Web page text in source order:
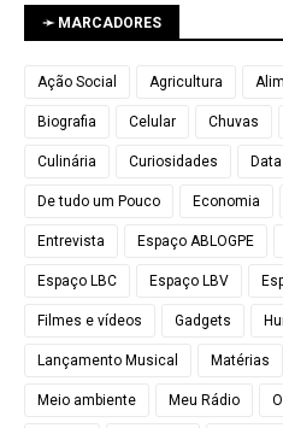
➛ MARCADORES
Ação Social Agricultura
Biografia Celular Chuvas
Culinária Curiosidades
De tudo um Pouco Economia
Entrevista Espaço ABLOGPE
Espaço LBC Espaço LBV
Filmes e vídeos Gadgets
Lançamento Musical Matérias
Meio ambiente Meu Rádio